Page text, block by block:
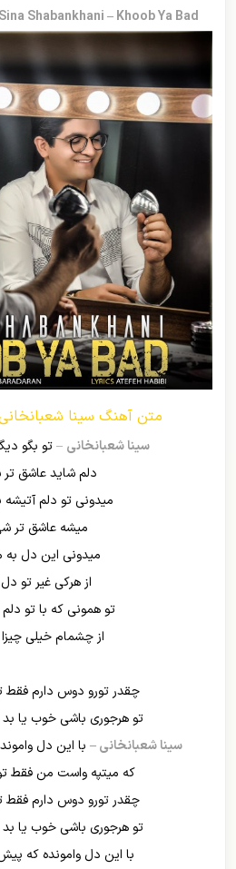
Shabankhani – Khoob Ya Bad
متن آهنگ سینا
سینا شعبانخانی –تو بگو
دلم شاید عاشق
میدونی تو دلم
میشه عاشق تر
میدونی این دل به
از هرکی غیر تو
تو همونی که با تو دلم
از چشمام خیلی
چقدر تورو دوس دارم فقط
تو هرجوری باشی خوب یا
سینا شعبانخانی – با این دل
که میتپه واست من فقط
چقدر تورو دوس دارم فقط
تو هرجوری باشی خوب یا
با این دل وامونده که